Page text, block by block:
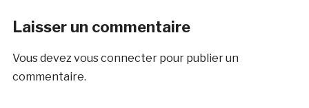
Laisser un commentaire
Vous devez vous connecterpour publier un
commentaire.